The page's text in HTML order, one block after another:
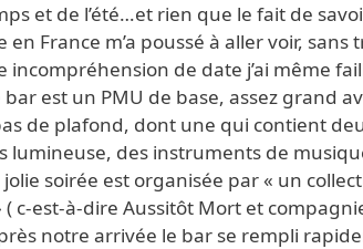
et de l’été…et rien que le fait de
en France m’a poussé à aller voir, sans
incompréhension de date j’ai même
bar est un PMU de base, assez grand
de plafond, dont une qui contient
lumineuse, des instruments de
soirée est organisée par « un
( c-est-à-dire Aussitôt Mort et
notre arrivée le bar se rempli